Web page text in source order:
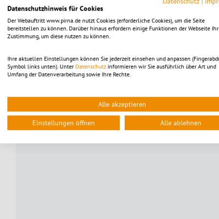
Datenschutzhinweis für Cookies
Der Webauftritt www.pirna.de nutzt Cookies (erforderliche Cookies), um die Seite
bereitstellen zu können. Darüber hinaus erfordern einige Funktionen der Webseite
Zustimmung, um diese nutzen zu können.
Ihre aktuellen Einstellungen können Sie jederzeit einsehen und anpassen
Symbol links unten). Unter Datenschutz informieren wir Sie ausführlich über Art und
Umfang der Datenverarbeitung sowie Ihre Rechte.
Alle akzeptieren
Einstellungen öffnen Alle ablehnen